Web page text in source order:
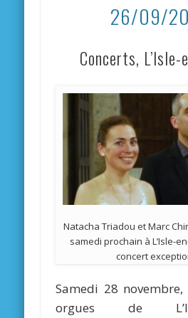
26/09/
Concerts, L’Isle-
Natacha Triadou et Marc
samedi prochain à L’Isle-
concert
Samedi 28
orgues de